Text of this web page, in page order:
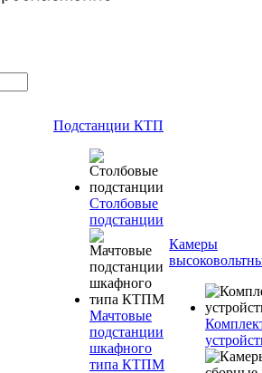
Подстанции КТП
Столбовые
подстанции
Мачтовые
подстанции
шкафного
типа КТПМ
Камеры